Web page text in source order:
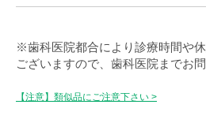
※歯科医院都合により診療時間や
ございますので、歯科医院までお問
【注意】類似品にご注意下さい >